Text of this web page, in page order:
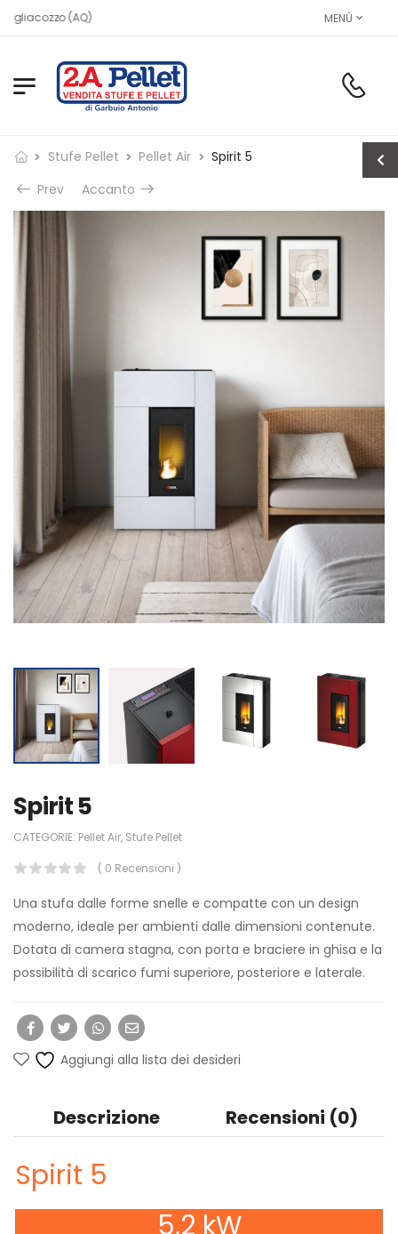
MENÙ
Stufe Pellet Pellet Air
Spirit 5
Prev
Accanto
Spirit 5
CATEGORIE: Pellet Air, Stufe Pellet
( 0 Recensioni )
Una stufa dalle forme snelle e compatte con un design
moderno, ideale per ambienti dalle dimensioni contenute.
Dotata di camera stagna, con porta e braciere in ghisa e la
possibilità di scarico fumi superiore, posteriore e laterale.
Aggiungi alla lista dei desideri
Descrizione Recensioni (0)
Spirit 5
5,2 kW